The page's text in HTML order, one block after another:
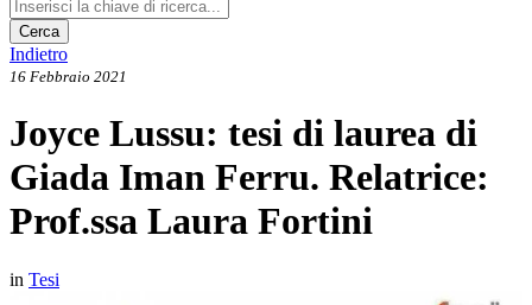
Cerca
Indietro
16 Febbraio 2021
Joyce Lussu: tesi di laurea di
Giada Iman Ferru. Relatrice:
Prof.ssa Laura Fortini
in Tesi